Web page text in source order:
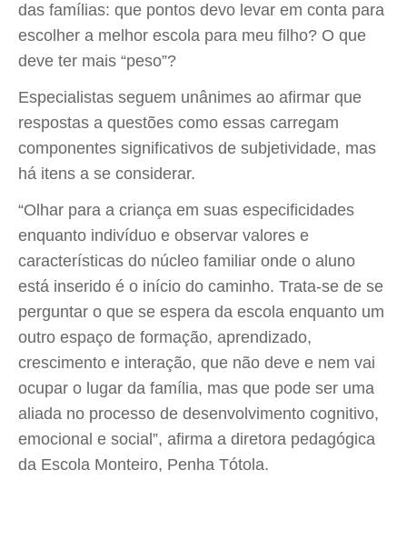
das famílias: que pontos devo levar em conta para
escolher a melhor escola para meu filho? O que
deve ter mais “peso”?
Especialistas seguem unânimes ao afirmar que
respostas a questões como essas carregam
componentes significativos de subjetividade, mas
há itens a se considerar.
“Olhar para a criança em suas especificidades
enquanto indivíduo e observar valores e
características do núcleo familiar onde o aluno
está inserido é o início do caminho. Trata-se de se
perguntar o que se espera da escola enquanto um
outro espaço de formação, aprendizado,
crescimento e interação, que não deve e nem vai
ocupar o lugar da família, mas que pode ser uma
aliada no processo de desenvolvimento cognitivo,
emocional e social”, afirma a diretora pedagógica
da Escola Monteiro, Penha Tótola.